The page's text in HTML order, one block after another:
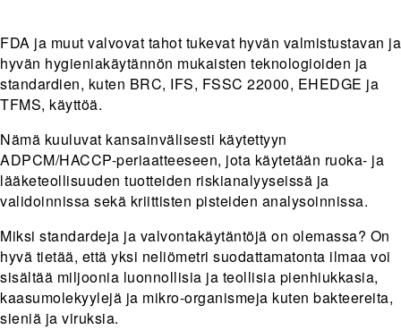
FDA ja muut valvovat tahot tukevat hyvän valmistustavan ja
hyvän hygieniakäytännön mukaisten teknologioiden ja
standardien, kuten BRC, IFS, FSSC 22000, EHEDGE ja
TFMS, käyttöä.
Nämä kuuluvat kansainvälisesti käytettyyn
ADPCM/HACCP-periaatteeseen, jota käytetään ruoka- ja
lääketeollisuuden tuotteiden riskianalyyseissä ja
validoinnissa sekä kriittisten pisteiden analysoinnissa.
Miksi standardeja ja valvontakäytäntöjä on olemassa? On
hyvä tietää, että yksi neliömetri suodattamatonta ilmaa voi
sisältää miljoonia luonnollisia ja teollisia pienhiukkasia,
kaasumolekyylejä ja mikro-organismeja kuten bakteereita,
sieniä ja viruksia.